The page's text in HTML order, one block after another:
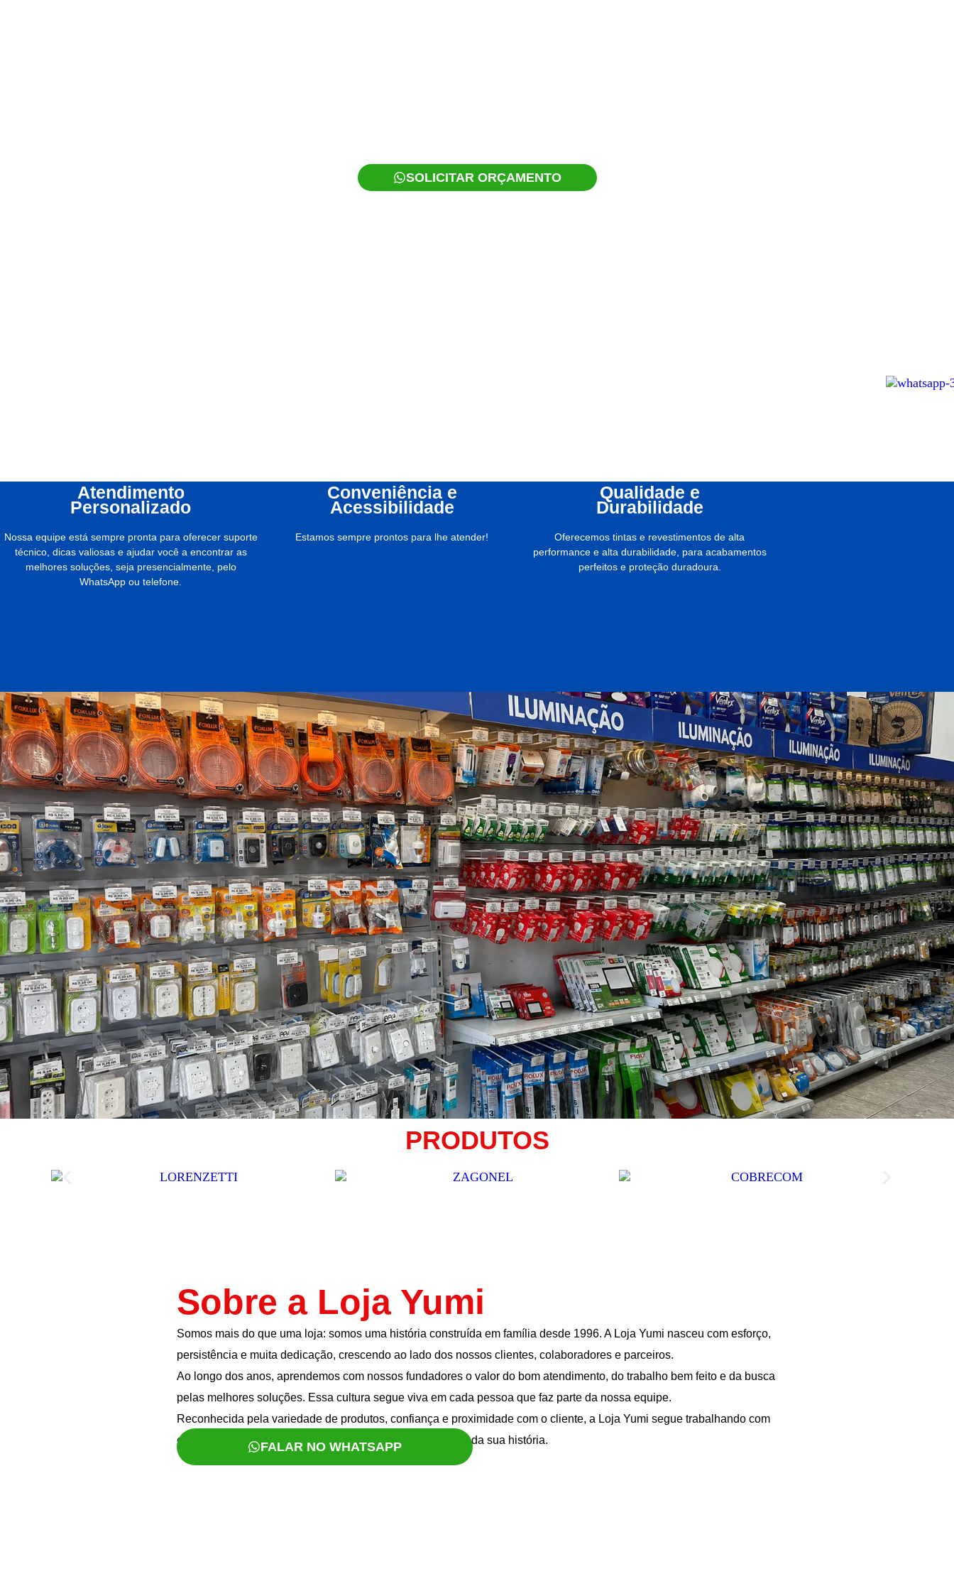
SOLICITAR ORÇAMENTO
Atendimento
Personalizado
Nossa equipe está sempre pronta para oferecer suporte
técnico, dicas valiosas e ajudar você a encontrar as
melhores soluções, seja presencialmente, pelo
WhatsApp ou telefone.
Conveniência e
Acessibilidade
Estamos sempre prontos para lhe atender!
Qualidade e
Durabilidade
Oferecemos tintas e revestimentos de alta
performance e alta durabilidade, para acabamentos
perfeitos e proteção duradoura.
PRODUTOS
Sobre a Loja Yumi
Somos mais do que uma loja: somos uma história construída em família desde 1996. A Loja Yumi nasceu com esforço,
persistência e muita dedicação, crescendo ao lado dos nossos clientes, colaboradores e parceiros.
Ao longo dos anos, aprendemos com nossos fundadores o valor do bom atendimento, do trabalho bem feito e da busca
pelas melhores soluções. Essa cultura segue viva em cada pessoa que faz parte da nossa equipe.
Reconhecida pela variedade de produtos, confiança e proximidade com o cliente, a Loja Yumi segue trabalhando com
carinho, compromisso e responsabilidade para fazer parte da sua história.
FALAR NO WHATSAPP